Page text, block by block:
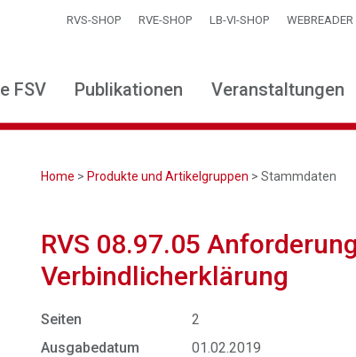
RVS-SHOP RVE-SHOP LB-VI-SHOP WEBREADER
FSV Publikationen Veranstaltungen
Home > Produkte und Artikelgruppen > Stammdaten
RVS 08.97.05
Verbindlicherklärung
Seiten
2
Ausgabedatum
01.02.2019